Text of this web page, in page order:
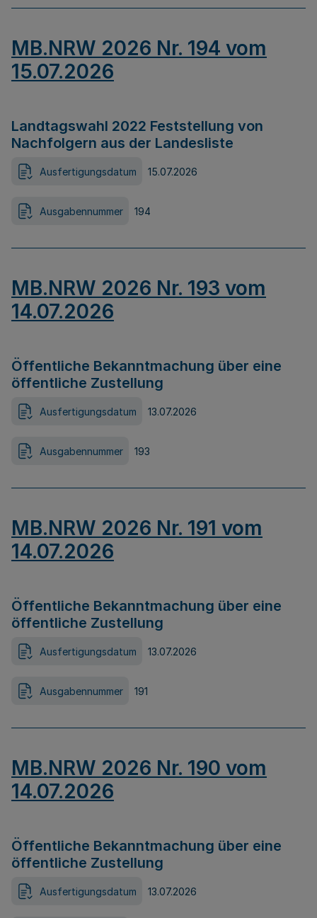
MB.NRW 2026 Nr. 194 vom
15.07.2026
Landtagswahl 2022 Feststellung von
Nachfolgern aus der Landesliste
Ausfertigungsdatum 15.07.2026
Ausgabennummer 194
MB.NRW 2026 Nr. 193 vom
14.07.2026
Öffentliche Bekanntmachung über eine
öffentliche Zustellung
Ausfertigungsdatum 13.07.2026
Ausgabennummer 193
MB.NRW 2026 Nr. 191 vom
14.07.2026
Öffentliche Bekanntmachung über eine
öffentliche Zustellung
Ausfertigungsdatum 13.07.2026
Ausgabennummer 191
MB.NRW 2026 Nr. 190 vom
14.07.2026
Öffentliche Bekanntmachung über eine
öffentliche Zustellung
Ausfertigungsdatum 13.07.2026